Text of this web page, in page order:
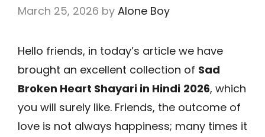
March 25, 2026 by Alone Boy
Hello friends, in today’s article we have
brought an excellent collection of Sad
Broken Heart Shayari in Hindi 2026, which
you will surely like. Friends, the outcome of
love is not always happiness; many times it